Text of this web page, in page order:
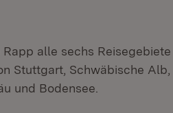
alle sechs
Stuttgart, Schwäbische
und Bodensee.